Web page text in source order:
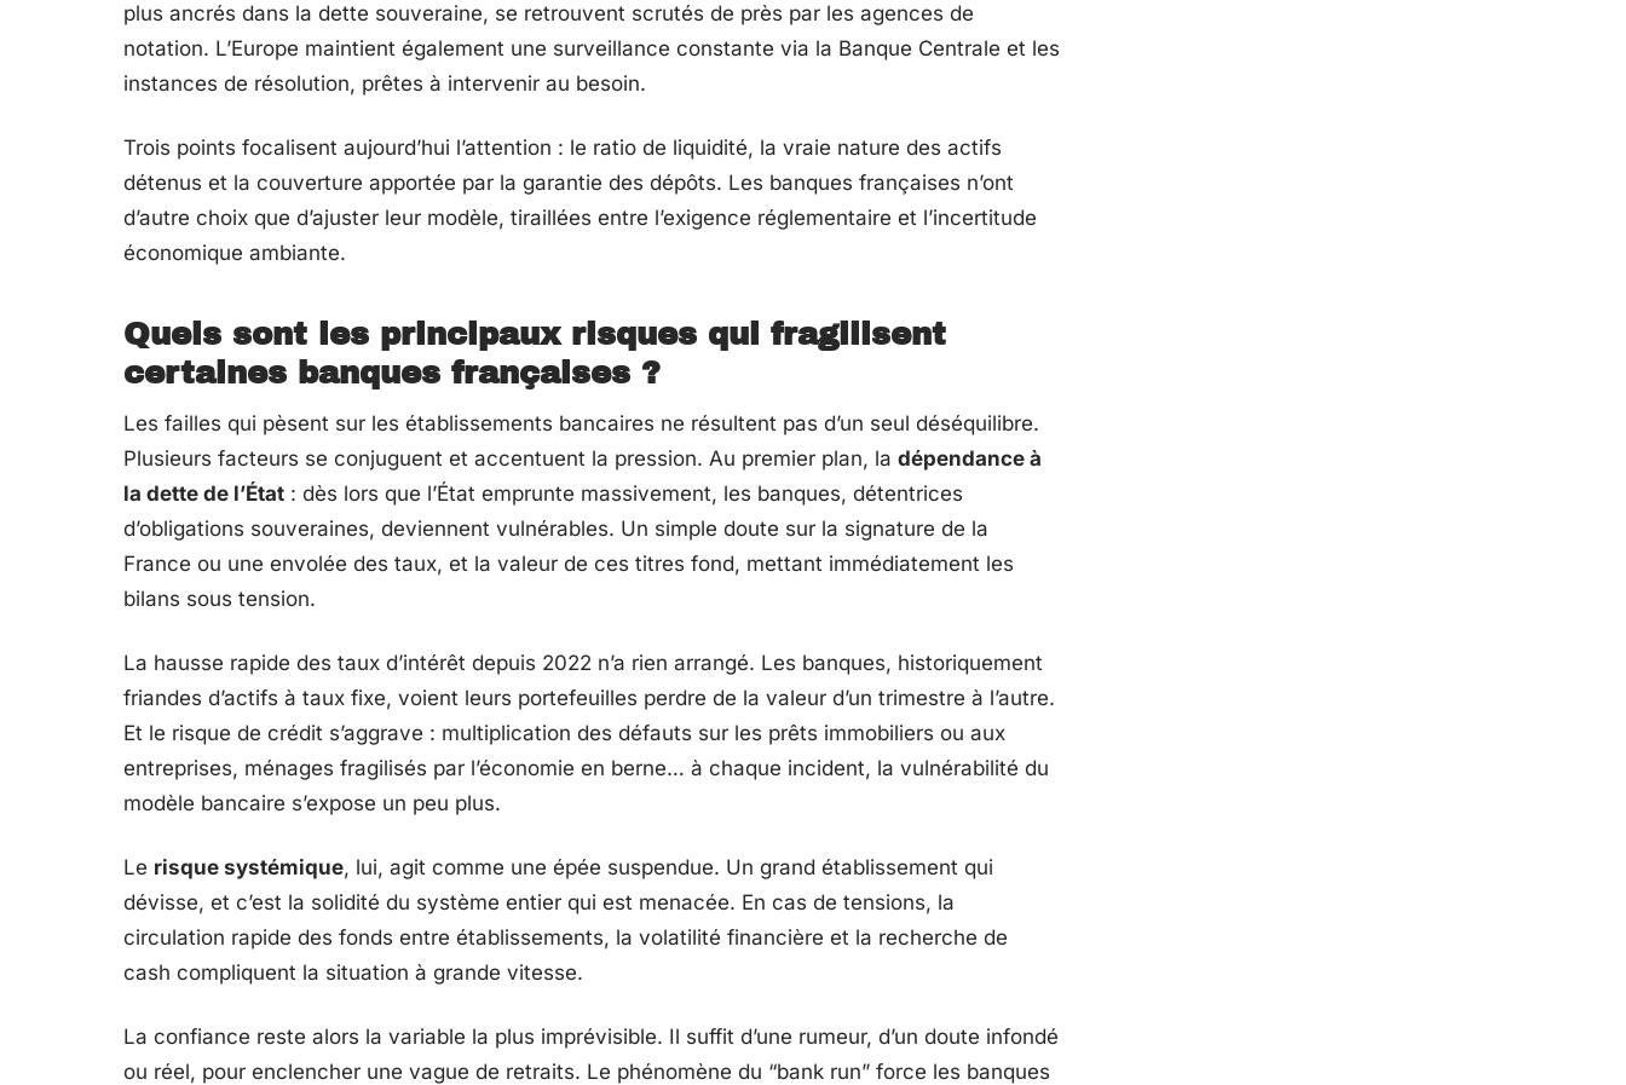
plus ancrés dans la dette souveraine, se retrouvent scrutés de près par les agences de
notation. L’Europe maintient également une surveillance constante via la Banque Centrale et les
instances de résolution, prêtes à intervenir au besoin.
Trois points focalisent aujourd’hui l’attention : le ratio de liquidité, la vraie nature des actifs
détenus et la couverture apportée par la garantie des dépôts. Les banques françaises n’ont
d’autre choix que d’ajuster leur modèle, tiraillées entre l’exigence réglementaire et l’incertitude
économique ambiante.
Quels sont les principaux risques qui fragilisent
certaines banques françaises ?
Les failles qui pèsent sur les établissements bancaires ne résultent pas d’un seul déséquilibre.
Plusieurs facteurs se conjuguent et accentuent la pression. Au premier plan, la dépendance à
la dette de l’État : dès lors que l’État emprunte massivement, les banques, détentrices
d’obligations souveraines, deviennent vulnérables. Un simple doute sur la signature de la
France ou une envolée des taux, et la valeur de ces titres fond, mettant immédiatement les
bilans sous tension.
La hausse rapide des taux d’intérêt depuis 2022 n’a rien arrangé. Les banques, historiquement
friandes d’actifs à taux fixe, voient leurs portefeuilles perdre de la valeur d’un trimestre à l’autre.
Et le risque de crédit s’aggrave : multiplication des défauts sur les prêts immobiliers ou aux
entreprises, ménages fragilisés par l’économie en berne… à chaque incident, la vulnérabilité du
modèle bancaire s’expose un peu plus.
Le risque systémique, lui, agit comme une épée suspendue. Un grand établissement qui
dévisse, et c’est la solidité du système entier qui est menacée. En cas de tensions, la
circulation rapide des fonds entre établissements, la volatilité financière et la recherche de
cash compliquent la situation à grande vitesse.
La confiance reste alors la variable la plus imprévisible. Il suffit d’une rumeur, d’un doute infondé
ou réel, pour enclencher une vague de retraits. Le phénomène du “bank run” force les banques